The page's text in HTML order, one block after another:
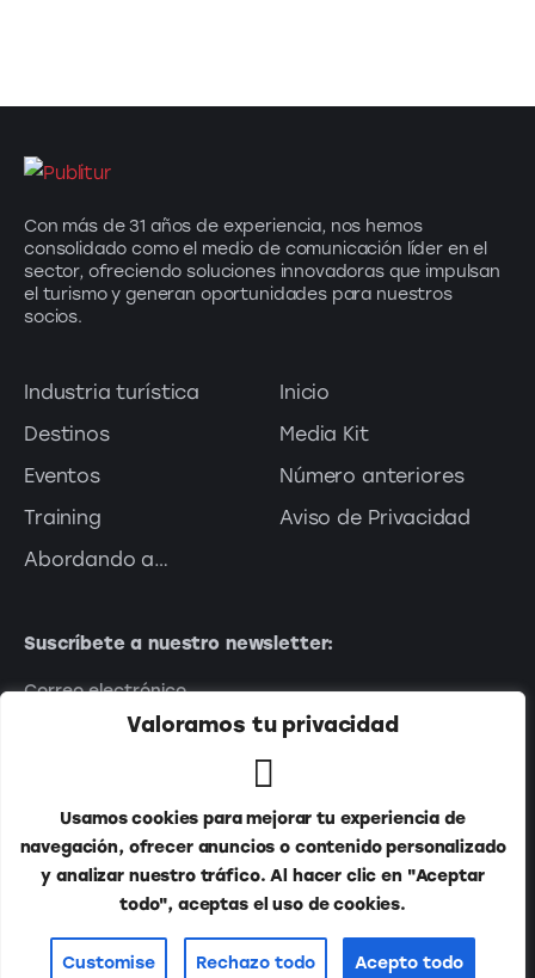
Valoramos tu privacidad
Usamos cookies para mejorar tu experiencia de
navegación, ofrecer anuncios o contenido personalizado
y analizar nuestro tráfico. Al hacer clic en "Aceptar
todo", aceptas el uso de cookies.
Customise Rechazo todo Acepto todo
Con más de 31 años de experiencia, nos hemos
consolidado como el medio de comunicación líder en el
sector, ofreciendo soluciones innovadoras que impulsan
el turismo y generan oportunidades para nuestros
socios.
Industria turística
Destinos
Eventos
Training
Abordando a…
Inicio
Media Kit
Número anteriores
Aviso de Privacidad
Suscríbete a nuestro newsletter:
Publitur © 2026. Todos los derechos reservados.